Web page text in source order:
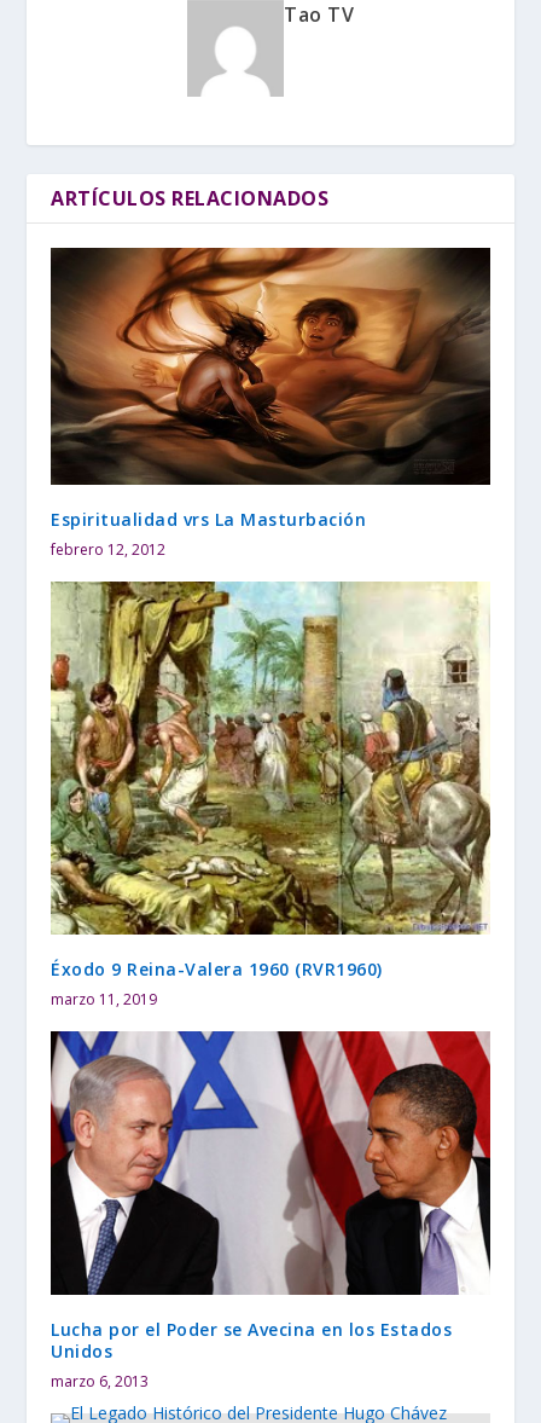
Tao TV
ARTÍCULOS RELACIONADOS
Espiritualidad vrs La Masturbación
febrero 12, 2012
Éxodo 9 Reina-Valera 1960 (RVR1960)
marzo 11, 2019
Lucha por el Poder se Avecina en los Estados
Unidos
marzo 6, 2013